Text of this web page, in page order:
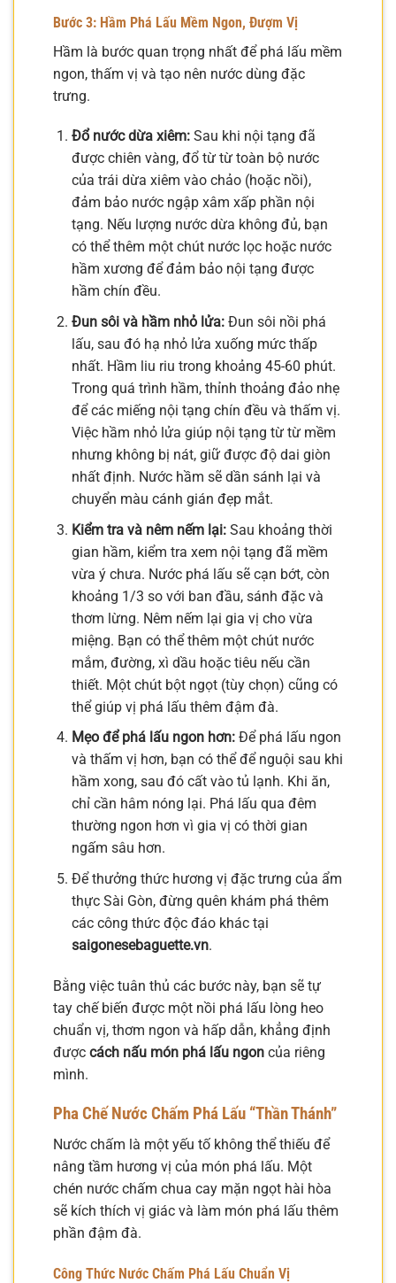
Bước 3: Hầm Phá Lấu Mềm Ngon, Đượm Vị
Hầm là bước quan trọng nhất để phá lấu mềm
ngon, thấm vị và tạo nên nước dùng đặc
trưng.
Đổ nước dừa xiêm:Sau khi nội tạng đã
được chiên vàng, đổ từ từ toàn bộ nước
của trái dừa xiêm vào chảo (hoặc nồi),
đảm bảo nước ngập xâm xấp phần nội
tạng. Nếu lượng nước dừa không đủ, bạn
có thể thêm một chút nước lọc hoặc nước
hầm xương để đảm bảo nội tạng được
hầm chín đều.
Đun sôi và hầm nhỏ lửa:Đun sôi nồi phá
lấu, sau đó hạ nhỏ lửa xuống mức thấp
nhất. Hầm liu riu trong khoảng 45-60 phút.
Trong quá trình hầm, thỉnh thoảng đảo nhẹ
để các miếng nội tạng chín đều và thấm vị.
Việc hầm nhỏ lửa giúp nội tạng từ từ mềm
nhưng không bị nát, giữ được độ dai giòn
nhất định. Nước hầm sẽ dần sánh lại và
chuyển màu cánh gián đẹp mắt.
Kiểm tra và nêm nếm lại:Sau khoảng thời
gian hầm, kiểm tra xem nội tạng đã mềm
vừa ý chưa. Nước phá lấu sẽ cạn bớt, còn
khoảng 1/3 so với ban đầu, sánh đặc và
thơm lừng. Nêm nếm lại gia vị cho vừa
miệng. Bạn có thể thêm một chút nước
mắm, đường, xì dầu hoặc tiêu nếu cần
thiết. Một chút bột ngọt (tùy chọn) cũng có
thể giúp vị phá lấu thêm đậm đà.
Mẹo để phá lấu ngon hơn:Để phá lấu ngon
và thấm vị hơn, bạn có thể để nguội sau khi
hầm xong, sau đó cất vào tủ lạnh. Khi ăn,
chỉ cần hâm nóng lại. Phá lấu qua đêm
thường ngon hơn vì gia vị có thời gian
ngấm sâu hơn.
Để thưởng thức hương vị đặc trưng của ẩm
thực Sài Gòn, đừng quên khám phá thêm
các công thức độc đáo khác tại
saigonesebaguette.vn.
Bằng việc tuân thủ các bước này, bạn sẽ tự
tay chế biến được một nồi phá lấu lòng heo
chuẩn vị, thơm ngon và hấp dẫn, khẳng định
được cách nấu món phá lấu ngon của riêng
mình.
Pha Chế Nước Chấm Phá Lấu “Thần Thánh”
Nước chấm là một yếu tố không thể thiếu để
nâng tầm hương vị của món phá lấu. Một
chén nước chấm chua cay mặn ngọt hài hòa
sẽ kích thích vị giác và làm món phá lấu thêm
phần đậm đà.
Công Thức Nước Chấm Phá Lấu Chuẩn Vị